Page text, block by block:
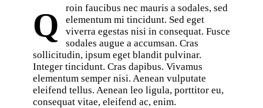
Q
roin faucibus nec mauris a sodales, sed
elementum mi tincidunt. Sed eget
viverra egestas nisi in consequat. Fusce
sodales augue a accumsan. Cras
sollicitudin, ipsum eget blandit pulvinar.
Integer tincidunt. Cras dapibus. Vivamus
elementum semper nisi. Aenean vulputate
eleifend tellus. Aenean leo ligula, porttitor eu,
consequat vitae, eleifend ac, enim.